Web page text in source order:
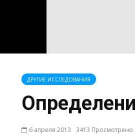
ДРУГИЕ ИССЛЕДОВАНИЯ
6 апреля 2013 3413 Просмотрено